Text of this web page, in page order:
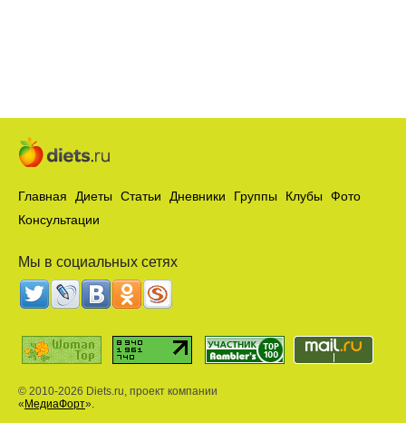
Главная Диеты Статьи Дневники Группы Клубы
Фото
Консультации
Мы в социальных сетях
© 2010-2026 Diets.ru, проект компании
« МедиаФорт».